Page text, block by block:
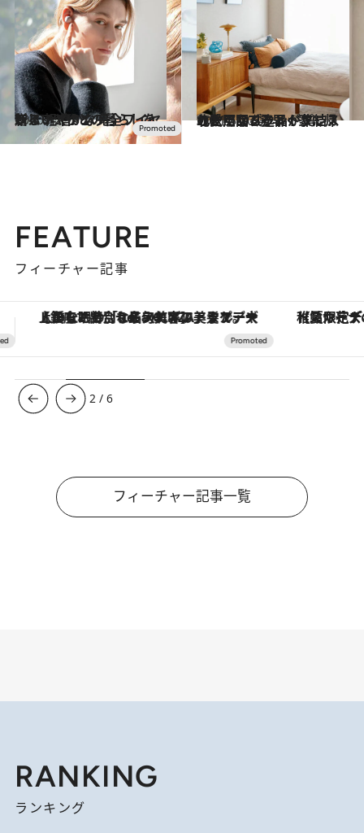
2020.12.10
新しい“音”との暮らしを贈る 軽やかな完全ワイヤレスイヤホン
ライフスタイル 2021.5.20
北欧照明ブランドプレスの愛用品7選 早く家に帰りたくなる逸品が集結！
ライフスタイル
FEATURE
フィーチャー記事
【夏限定ディナーコース】旬を迎える稚鮎や花ズッキーニなどをイタリア・トスカーナの郷土料理の手法で満喫！
3 /6
フィーチャー記事一覧
RANKING
ランキング